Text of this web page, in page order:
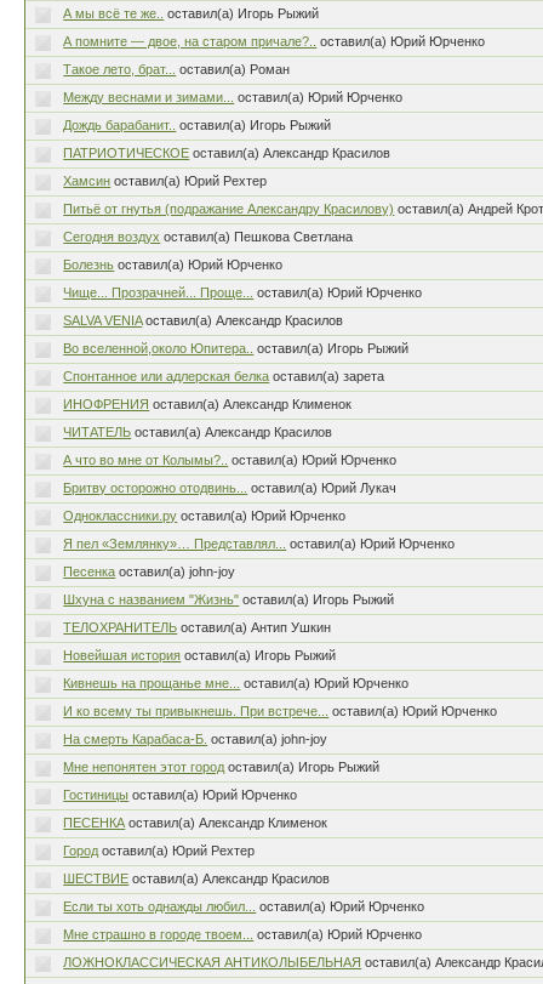
А мы всё те же..
оставил(а) Игорь Рыжий
А помните — двое, на старом причале?..
оставил(а) Юрий Юрченко
Такое лето, брат...
оставил(а) Роман
Между веснами и зимами...
оставил(а) Юрий Юрченко
Дождь барабанит..
оставил(а) Игорь Рыжий
ПАТРИОТИЧЕСКОЕ оставил(а) Александр Красилов
Хамсин оставил(а) Юрий Рехтер
Питьё от гнутья (подражание Александру Красилову) оставил(а) Андрей
Сегодня воздух оставил(а) Пешкова Светлана
Болезнь оставил(а) Юрий Юрченко
Чище... Прозрачней... Проще...
оставил(а) Юрий Юрченко
SALVA VENIA оставил(а) Александр Красилов
Во вселенной,около Юпитера..
оставил(а) Игорь Рыжий
Спонтанное или адлерская белка оставил(а) зарета
ИНОФРЕНИЯ оставил(а) Александр Клименок
ЧИТАТЕЛЬ оставил(а) Александр Красилов
А что во мне от Колымы?..
оставил(а) Юрий Юрченко
Бритву осторожно отодвинь...
оставил(а) Юрий Лукач
Одноклассники.ру оставил(а) Юрий Юрченко
Я пел «Землянку»… Представлял...
оставил(а) Юрий Юрченко
Песенка оставил(а) john-joy
Шхуна с названием "Жизнь" оставил(а) Игорь Рыжий
ТЕЛОХРАНИТЕЛЬ оставил(а) Антип Ушкин
Новейшая история оставил(а) Игорь Рыжий
Кивнешь на прощанье мне...
оставил(а) Юрий Юрченко
И ко всему ты привыкнешь. При встрече...
оставил(а) Юрий Юрченко
На смерть Карабаса-Б. оставил(а) john-joy
Мне непонятен этот город оставил(а) Игорь Рыжий
Гостиницы оставил(а) Юрий Юрченко
ПЕСЕНКА оставил(а) Александр Клименок
Город оставил(а) Юрий Рехтер
ШЕСТВИЕ оставил(а) Александр Красилов
Если ты хоть однажды любил...
оставил(а) Юрий Юрченко
Мне страшно в городе твоем...
оставил(а) Юрий Юрченко
ЛОЖНОКЛАССИЧЕСКАЯ АНТИКОЛЫБЕЛЬНАЯ оставил(а) Александр